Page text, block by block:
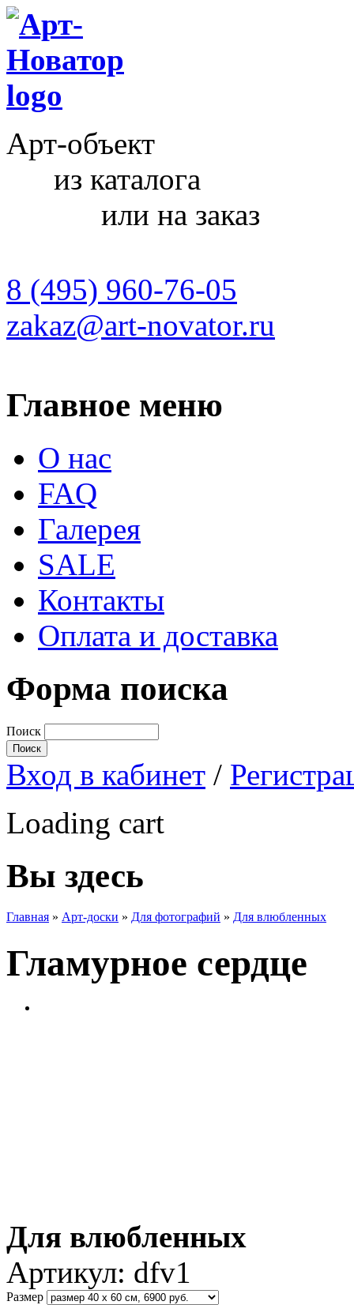
Арт-объект
из каталога
или на заказ
8 (495) 960-76-05
zakaz@art-novator.ru
Главное меню
О нас
FAQ
Галерея
SALE
Контакты
Оплата и доставка
Форма поиска
Поиск
Вход в кабинет /
Loading cart
Вы здесь
Главная » Арт-доски » Для фотографий » Для влюбленных
Гламурное сердце
Для влюбленных
Артикул: dfv1
Размер